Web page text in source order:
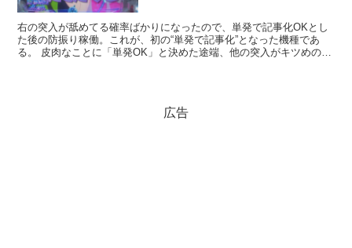
右の突入が舐めてる確率ばかりになったので、単発で記事化OKとし
た後の防振り稼働。これが、初の“単発で記事化”となった機種であ
る。 皮肉なことに「単発OK」と決めた途端、他の突入がキツめの機
広告